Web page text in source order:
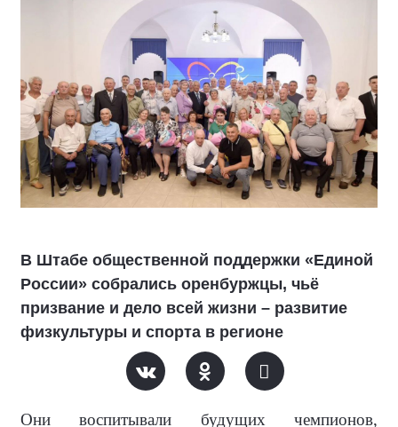
В Штабе общественной поддержки «Единой
России» собрались оренбуржцы, чьё
призвание и дело всей жизни – развитие
физкультуры и спорта в регионе
Они воспитывали будущих чемпионов,